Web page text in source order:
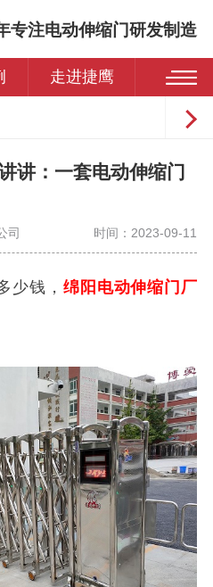
专注电动伸缩门研发制造
走进捷鹰
讲：一套电动伸缩门
司 时间：2023-09-11
少钱， 绵阳电动伸缩门厂